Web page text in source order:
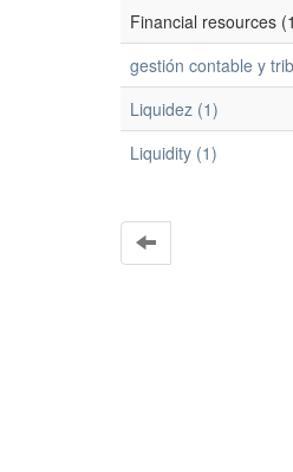
Financial resources
gestión contable y
Liquidez (1)
Liquidity (1)